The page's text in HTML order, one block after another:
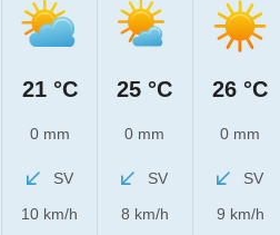
21 °C
0 mm
SV
10 km/h
25 °C
0 mm
SV
8 km/h
26 °C
0 mm
SV
9 km/h